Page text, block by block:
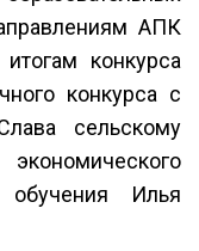
АПК
конкурса
конкурса с
сельскому
Илья